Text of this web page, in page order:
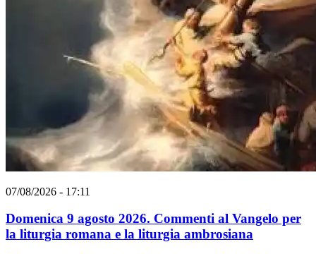
07/08/2026 - 17:11
Domenica 9 agosto 2026. Commenti al Vangelo per
la liturgia romana e la liturgia ambrosiana